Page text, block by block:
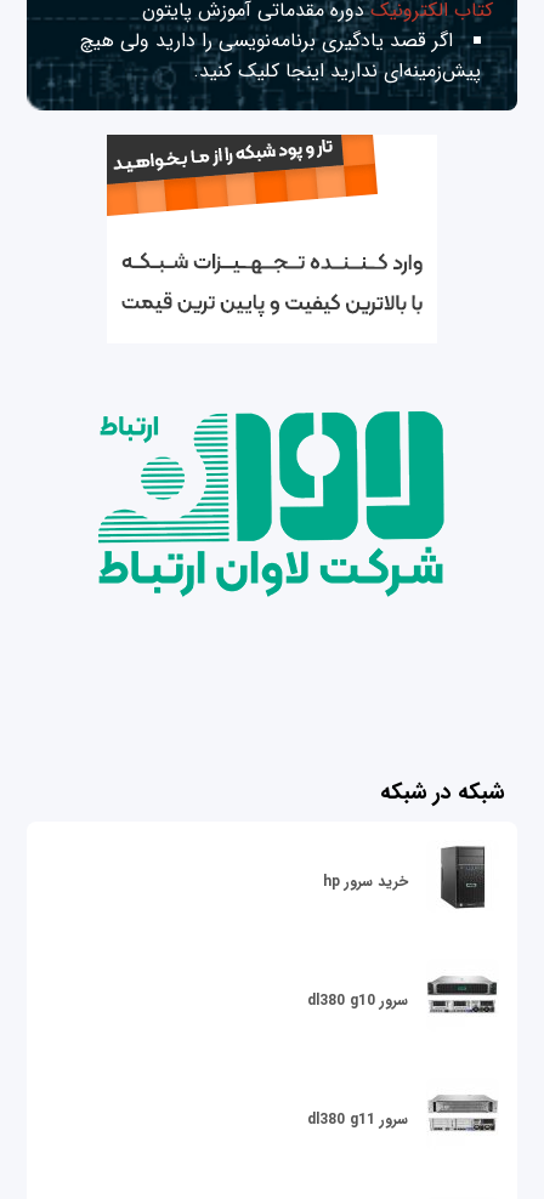
کتاب الکترونیکدوره مقدماتی آموزش پایتون
اگر قصد یادگیری برنامه‌نویسی را دارید ولی هیچ
پیش‌زمینه‌ای نداریداینجا کلیک کنید.
شبکه در شبکه
خرید سرور hp
سرور dl380 g10
سرور dl380 g11